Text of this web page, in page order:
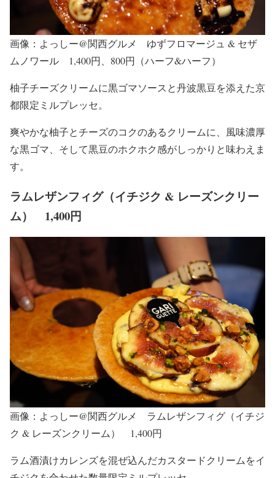
画像：よっしー@関西グルメ ゆずフロマージュ & セザ
ムノワール 1,400円、800円（ハーフ&ハーフ）
柚子チーズクリームに黒ゴマソースと丹波黒豆を添えた京
都限定ミルプレッセ。
爽やかな柚子とチーズのコクのあるクリームに、風味濃厚
な黒ゴマ、そして黒豆のホクホク感がしっかりと味わえま
す。
ラムレザンフィグ（イチジク & レーズンクリー
ム） 1,400円
画像：よっしー@関西グルメ ラムレザンフィグ（イチジ
ク & レーズンクリーム） 1,400円
ラム酒漬けカレンズを混ぜ込んだカスタードクリームをイ